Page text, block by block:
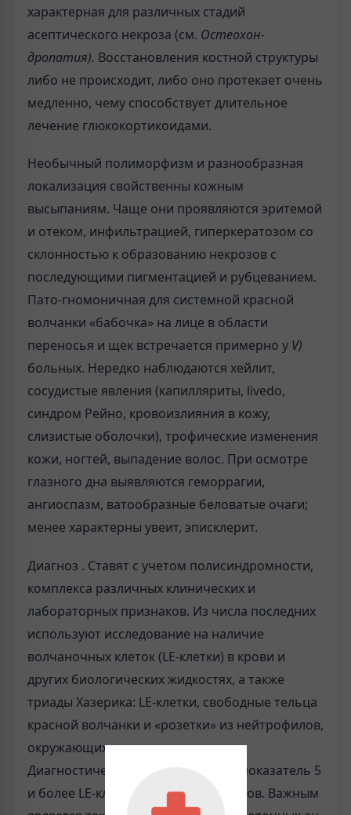
характерная для различных стадий
асептического некроза (см. Остеохон-
дропатия). Восстановления костной структуры
либо не происходит, либо оно протекает очень
медленно, чему способствует длительное
лечение глюкокортикоидами.
Необычный полиморфизм и разнообразная
локализация свойственны кожным
высыпаниям. Чаще они проявляются эритемой
и отеком, инфильтрацией, гиперкератозом со
склонностью к образованию некрозов с
последующими пигментацией и рубцеванием.
Пато-гномоничная для системной красной
волчанки «бабочка» на лице в области
переносья и щек встречается примерно у V)
больных. Нередко наблюдаются хейлит,
сосудистые явления (капилляриты, livedo,
синдром Рейно, кровоизлияния в кожу,
слизистые оболочки), трофические изменения
кожи, ногтей, выпадение волос. При осмотре
глазного дна выявляются геморрагии,
ангиоспазм, ватообразные беловатые очаги;
менее характерны увеит, эписклерит.
Диагноз . Ставят с учетом полисиндромности,
комплекса различных клинических и
лабораторных признаков. Из числа последних
используют исследование на наличие
волчаночных клеток (LE-клетки) в крови и
других биологических жидкостях, а также
триады Хазерика: LE-клетки, свободные тельца
красной волчанки и «розетки» из нейтрофилов,
окружающих волчаночное тельце.
Диагностическое значение имеет показатель 5
и более LE-клеток на 1000 лейкоцитов. Важным